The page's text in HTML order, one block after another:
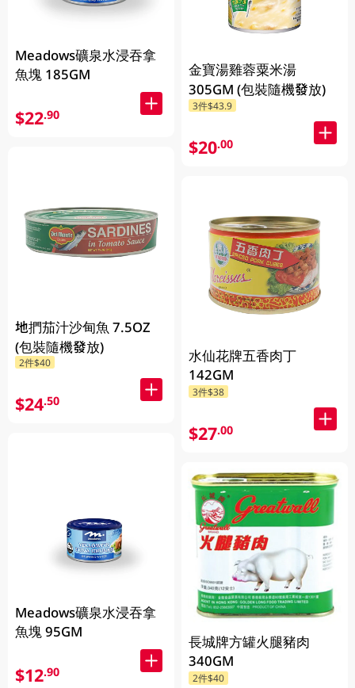
Meadows礦泉水浸吞拿
魚塊 185GM
$22.90
地捫茄汁沙甸魚 7.5OZ
(包裝隨機發放)
2件$40
$24.50
Meadows礦泉水浸吞拿
魚塊 95GM
$12.90
金寶湯雞蓉粟米湯
305GM (包裝隨機發放)
3件$43.9
$20.00
水仙花牌五香肉丁
142GM
3件$38
$27.00
長城牌方罐火腿豬肉
340GM
2件$40